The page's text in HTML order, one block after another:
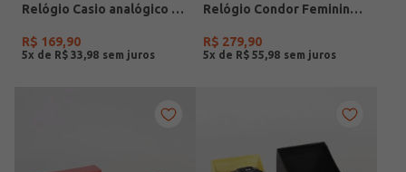
Relógio Casio analógico MW-240-4BVDF-SC
R$ 169,90
5x de R$ 33 98
Relógio Condor Feminino DOURADO
R$ 279,90
5x de R$ 55 98